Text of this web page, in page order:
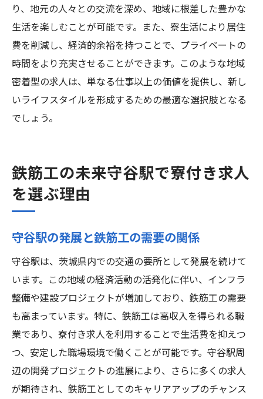
り、地元の人々との交流を深め、地域に根差した豊かな
生活を楽しむことが可能です。また、寮生活により居住
費を削減し、経済的余裕を持つことで、プライベートの
時間をより充実させることができます。このような地域
密着型の求人は、単なる仕事以上の価値を提供し、新し
いライフスタイルを形成するための最適な選択肢となる
でしょう。
鉄筋工の未来守谷駅で寮付き求人
を選ぶ理由
守谷駅の発展と鉄筋工の需要の関係
守谷駅は、茨城県内での交通の要所として発展を続けて
います。この地域の経済活動の活発化に伴い、インフラ
整備や建設プロジェクトが増加しており、鉄筋工の需要
も高まっています。特に、鉄筋工は高収入を得られる職
業であり、寮付き求人を利用することで生活費を抑えつ
つ、安定した職場環境で働くことが可能です。守谷駅周
辺の開発プロジェクトの進展により、さらに多くの求人
が期待され、鉄筋工としてのキャリアアップのチャンス